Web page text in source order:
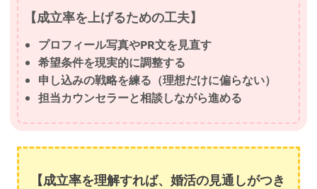
【成立率を上げるための工夫】
プロフィール写真やPR文を見直す
希望条件を現実的に調整する
申し込みの戦略を練る（理想だけに偏らない）
担当カウンセラーと相談しながら進める
【成立率を理解すれば、婚活の見通しがつき